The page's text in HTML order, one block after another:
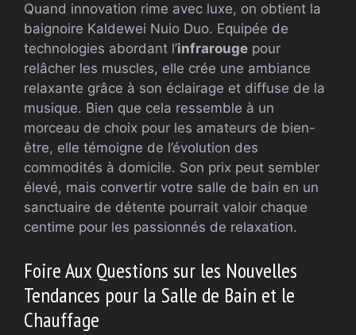
Quand innovation rime avec luxe, on obtient la
baignoire Kaldewei Nuio Duo. Equipée de
technologies abordant l’infrarouge pour
relâcher les muscles, elle crée une ambiance
relaxante grâce à son éclairage et diffuse de la
musique. Bien que cela ressemble à un
morceau de choix pour les amateurs de bien-
être, elle témoigne de l’évolution des
commodités à domicile. Son prix peut sembler
élevé, mais convertir votre salle de bain en un
sanctuaire de détente pourrait valoir chaque
centime pour les passionnés de relaxation.
Foire Aux Questions sur les Nouvelles
Tendances pour la Salle de Bain et le
Chauffage